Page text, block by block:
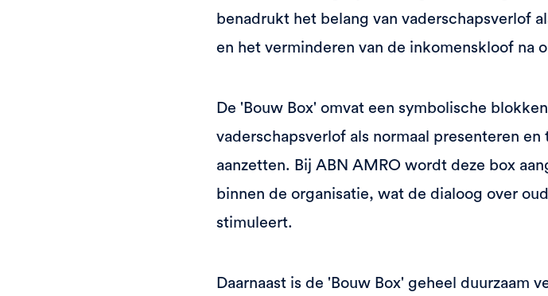
benadrukt het belang van vaderschapsverlof
en het verminderen van de inkomenskloof na
De 'Bouw Box' omvat een symbolische
vaderschapsverlof als normaal presenteren
aanzetten. Bij ABN AMRO wordt deze box
binnen de organisatie, wat de dialoog over
stimuleert.
Daarnaast is de 'Bouw Box' geheel